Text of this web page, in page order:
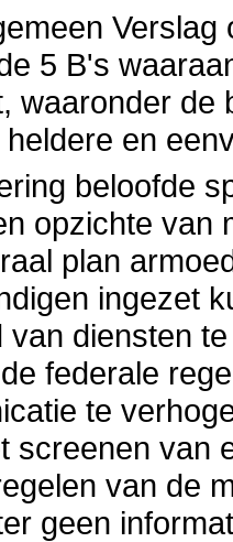
5 B's
waaronder de
en
beloofde
opzichte van
plan
ingezet
van diensten
federale
te
screenen van
van de
geen